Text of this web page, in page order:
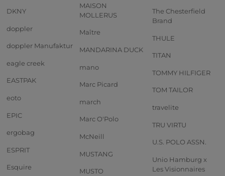
DKNY
doppler
doppler Manufaktur
eagle creek
EASTPAK
eoto
EPIC
ergobag
ESPRIT
Esquire
MAISON
MOLLERUS
Maître
MANDARINA DUCK
mano
Marc Picard
march
Marc O'Polo
McNeill
MUSTANG
MUSTO
The Chesterfield
Brand
THULE
TITAN
TOMMY HILFIGER
TOM TAILOR
travelite
TRU VIRTU
U.S. POLO ASSN.
Unio Hamburg x
Les Visionnaires